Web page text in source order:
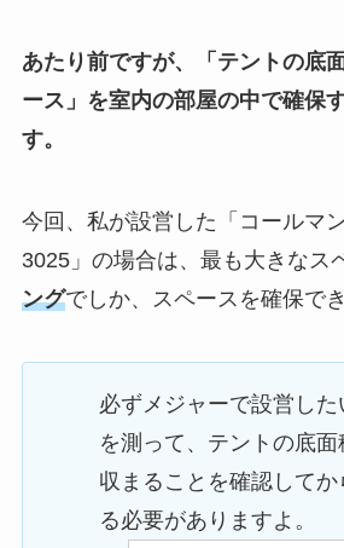
あたり前ですが、「テントの底
ース」を室内の部屋の中で確保
す。
今回、私が設営した「コールマ
3025」の場合は、最も大きなス
ングでしか、スペースを確保で
必ずメジャーで設営し
を測って、テントの底
収まることを確認して
る必要がありますよ。